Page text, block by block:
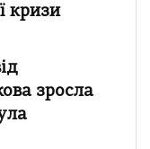
кризи
зросла